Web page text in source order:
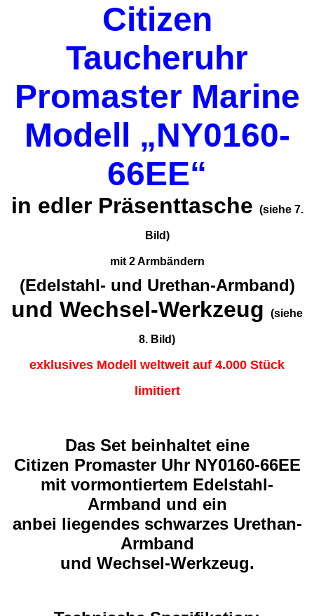
Citizen
Taucheruhr
Promaster Marine
Modell „NY0160-
66EE“
in edler Präsenttasche (siehe 7.
Bild)
mit 2 Armbändern
(Edelstahl- und Urethan-Armband)
und Wechsel-Werkzeug (siehe
8. Bild)
exklusives Modell weltweit auf 4.000 Stück
limitiert
Das Set beinhaltet eine
Citizen Promaster Uhr NY0160-66EE
mit vormontiertem Edelstahl-
Armband und ein
anbei liegendes schwarzes Urethan-
Armband
und Wechsel-Werkzeug.